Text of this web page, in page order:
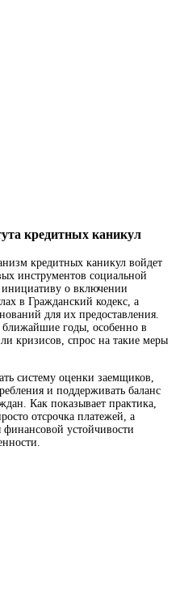
кредитных каникул
кредитных каникул войдет
инструментов социальной
инициативу о включении
в Гражданский кодекс, а
для их предоставления.
годы, особенно в
кризисов, спрос на такие меры
систему оценки заемщиков,
и поддерживать баланс
Как показывает практика,
отсрочка платежей, а
устойчивости